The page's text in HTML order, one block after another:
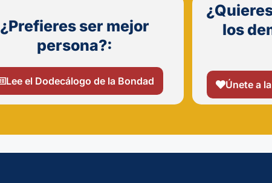
¿Prefieres ser mejor
persona?:
Lee el Dodecálogo de la Bondad
los
Únete a